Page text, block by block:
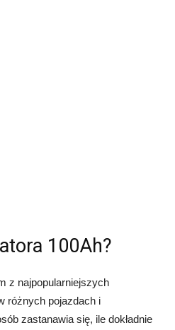
100Ah?
z najpopularniejszych
różnych pojazdach i
zastanawia się, ile dokładnie